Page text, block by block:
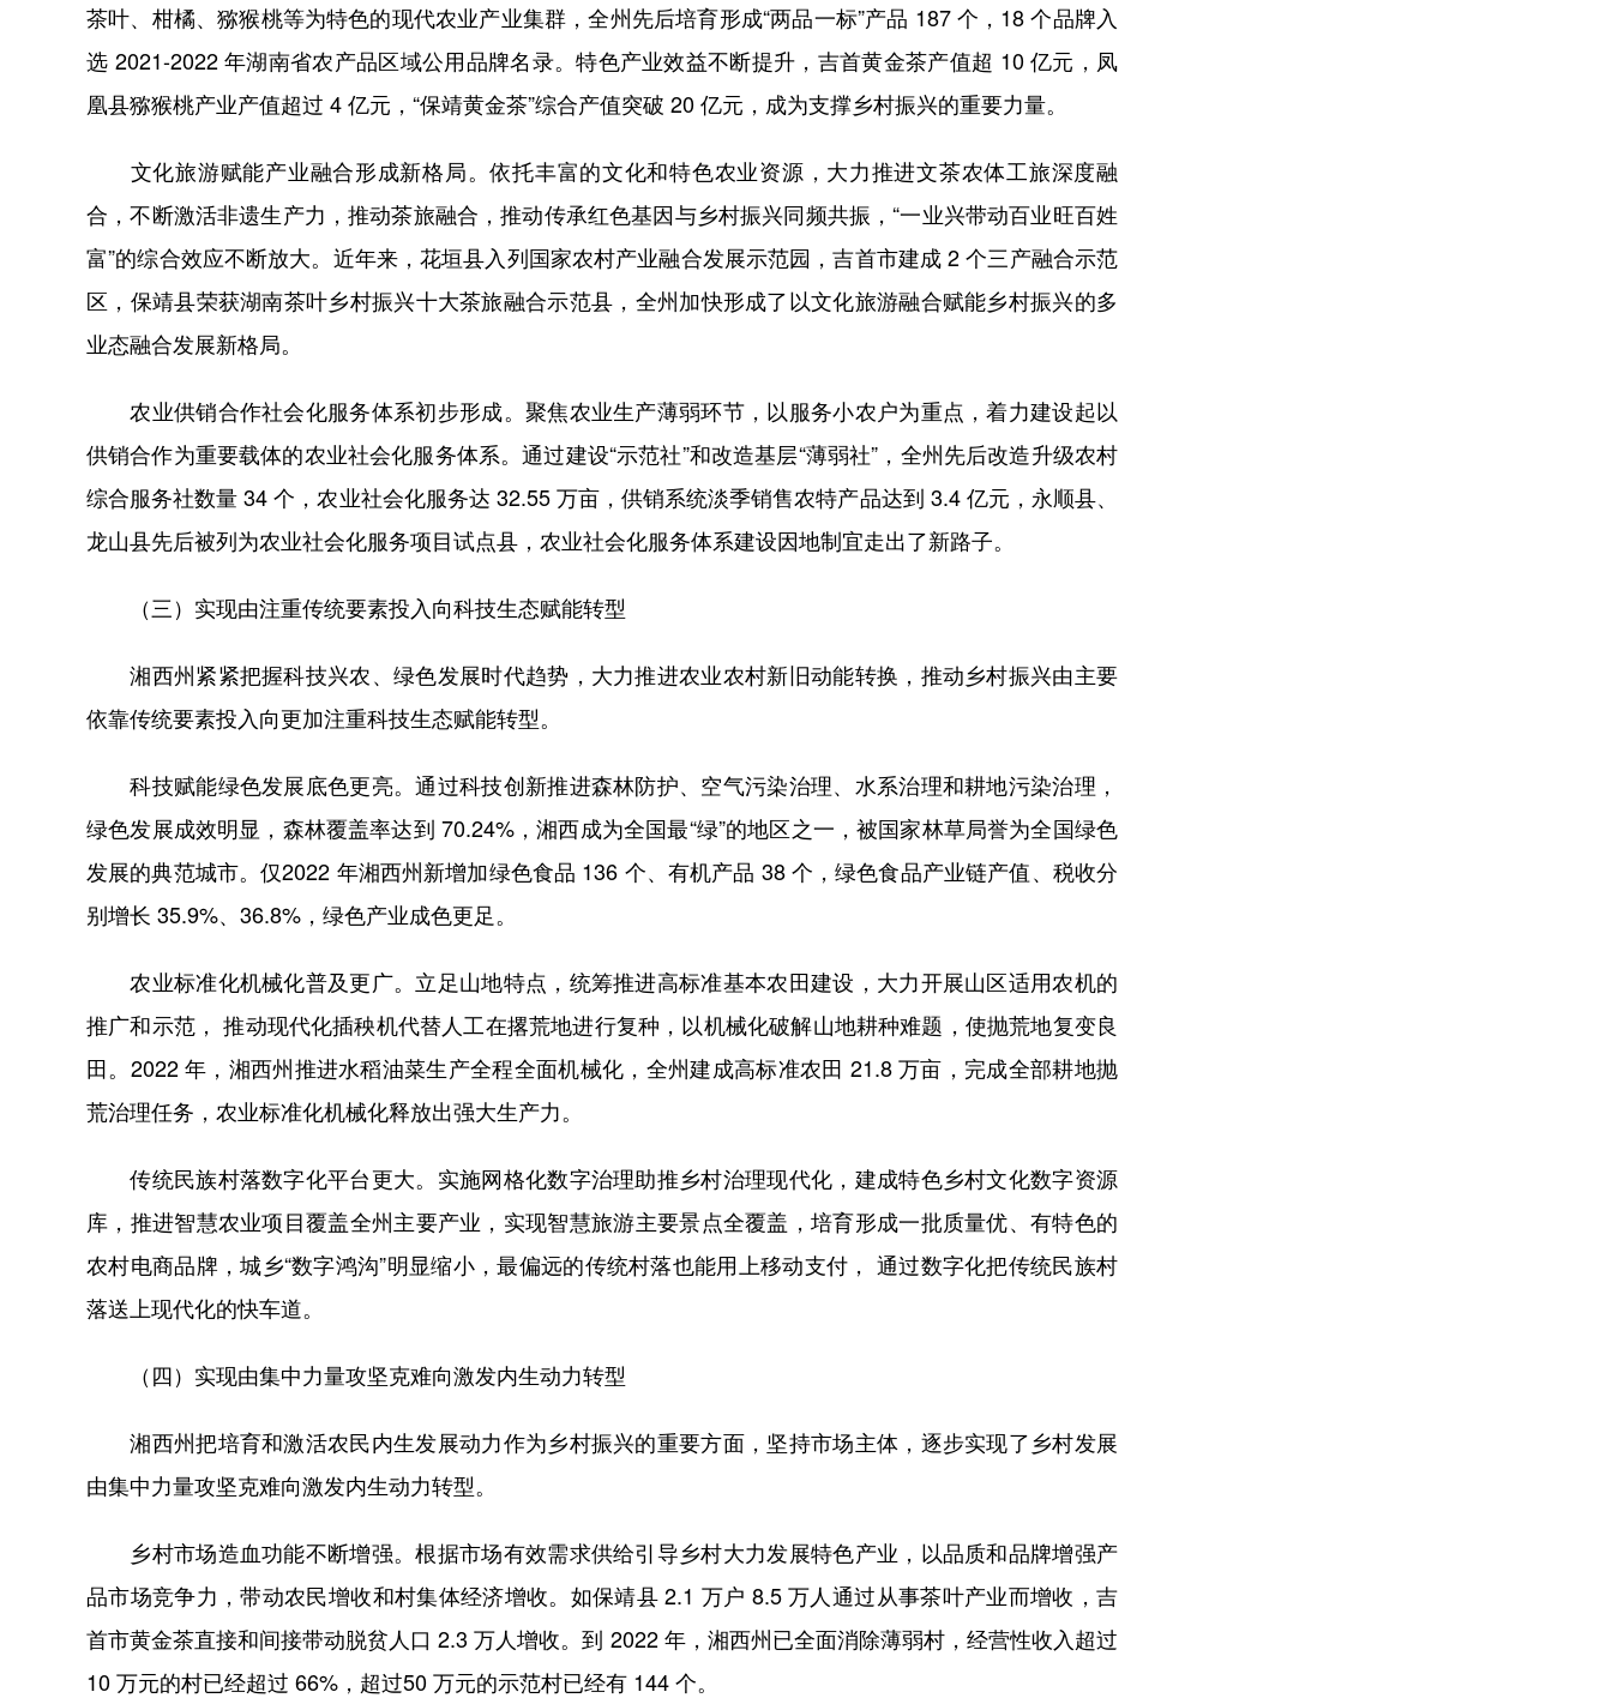
茶叶、柑橘、猕猴桃等为特色的现代农业产业集群，全州先后培育形成“两品一标”产品 187 个，18 个品牌入
选 2021-2022 年湖南省农产品区域公用品牌名录。特色产业效益不断提升，吉首黄金茶产值超 10 亿元，凤
凰县猕猴桃产业产值超过 4 亿元，“保靖黄金茶”综合产值突破 20 亿元，成为支撑乡村振兴的重要力量。
文化旅游赋能产业融合形成新格局。依托丰富的文化和特色农业资源，大力推进文茶农体工旅深度融
合，不断激活非遗生产力，推动茶旅融合，推动传承红色基因与乡村振兴同频共振，“一业兴带动百业旺百姓
富”的综合效应不断放大。近年来，花垣县入列国家农村产业融合发展示范园，吉首市建成 2 个三产融合示范
区，保靖县荣获湖南茶叶乡村振兴十大茶旅融合示范县，全州加快形成了以文化旅游融合赋能乡村振兴的多
业态融合发展新格局。
农业供销合作社会化服务体系初步形成。聚焦农业生产薄弱环节，以服务小农户为重点，着力建设起以
供销合作为重要载体的农业社会化服务体系。通过建设“示范社”和改造基层“薄弱社”，全州先后改造升级农村
综合服务社数量 34 个，农业社会化服务达 32.55 万亩，供销系统淡季销售农特产品达到 3.4 亿元，永顺县、
龙山县先后被列为农业社会化服务项目试点县，农业社会化服务体系建设因地制宜走出了新路子。
（三）实现由注重传统要素投入向科技生态赋能转型
湘西州紧紧把握科技兴农、绿色发展时代趋势，大力推进农业农村新旧动能转换，推动乡村振兴由主要
依靠传统要素投入向更加注重科技生态赋能转型。
科技赋能绿色发展底色更亮。通过科技创新推进森林防护、空气污染治理、水系治理和耕地污染治理，
绿色发展成效明显，森林覆盖率达到 70.24%，湘西成为全国最“绿”的地区之一，被国家林草局誉为全国绿色
发展的典范城市。仅2022 年湘西州新增加绿色食品 136 个、有机产品 38 个，绿色食品产业链产值、税收分
别增长 35.9%、36.8%，绿色产业成色更足。
农业标准化机械化普及更广。立足山地特点，统筹推进高标准基本农田建设，大力开展山区适用农机的
推广和示范， 推动现代化插秧机代替人工在撂荒地进行复种，以机械化破解山地耕种难题，使抛荒地复变良
田。2022 年，湘西州推进水稻油菜生产全程全面机械化，全州建成高标准农田 21.8 万亩，完成全部耕地抛
荒治理任务，农业标准化机械化释放出强大生产力。
传统民族村落数字化平台更大。实施网格化数字治理助推乡村治理现代化，建成特色乡村文化数字资源
库，推进智慧农业项目覆盖全州主要产业，实现智慧旅游主要景点全覆盖，培育形成一批质量优、有特色的
农村电商品牌，城乡“数字鸿沟”明显缩小，最偏远的传统村落也能用上移动支付， 通过数字化把传统民族村
落送上现代化的快车道。
（四）实现由集中力量攻坚克难向激发内生动力转型
湘西州把培育和激活农民内生发展动力作为乡村振兴的重要方面，坚持市场主体，逐步实现了乡村发展
由集中力量攻坚克难向激发内生动力转型。
乡村市场造血功能不断增强。根据市场有效需求供给引导乡村大力发展特色产业，以品质和品牌增强产
品市场竞争力，带动农民增收和村集体经济增收。如保靖县 2.1 万户 8.5 万人通过从事茶叶产业而增收，吉
首市黄金茶直接和间接带动脱贫人口 2.3 万人增收。到 2022 年，湘西州已全面消除薄弱村，经营性收入超过
10 万元的村已经超过 66%，超过50 万元的示范村已经有 144 个。